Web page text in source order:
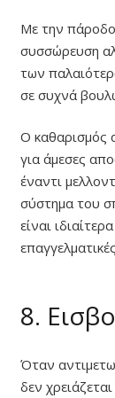
Με την
συσσώρευση
των
σε συχνά
Ο καθαρισμός
για άμεσες
έναντι
σύστημα του
είναι
8.
Όταν
δεν